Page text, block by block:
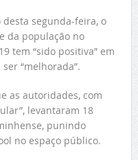
segunda-feira, o
da população no
tem “sido positiva” em
“melhorada”.
as autoridades, com
levantaram 18
punindo
no espaço público.